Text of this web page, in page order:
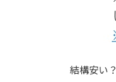
結構安い？